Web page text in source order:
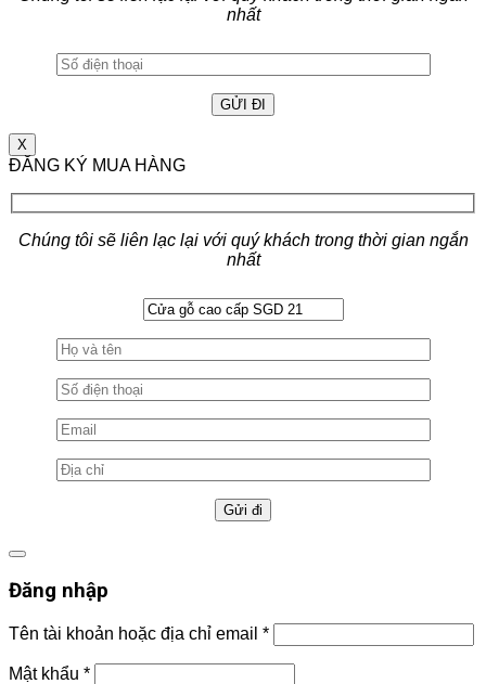
nhất
X
ĐĂNG KÝ MUA HÀNG
Chúng tôi sẽ liên lạc lại với quý khách trong thời gian ngắn
nhất
Đăng nhập
Tên tài khoản hoặc địa chỉ email *
Mật khẩu *